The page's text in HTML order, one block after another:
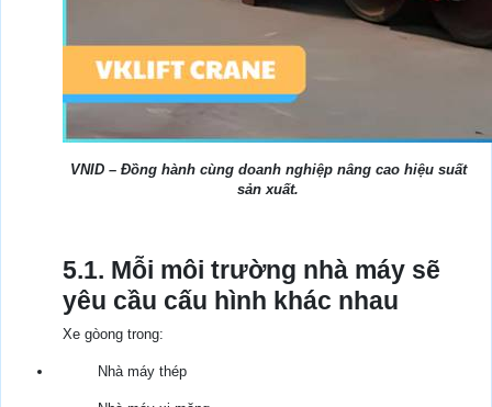
VNID – Đồng hành cùng doanh nghiệp nâng cao hiệu suất
sản xuất.
5.1. Mỗi môi trường nhà máy sẽ
yêu cầu cấu hình khác nhau
Xe gòong trong:
Nhà máy thép